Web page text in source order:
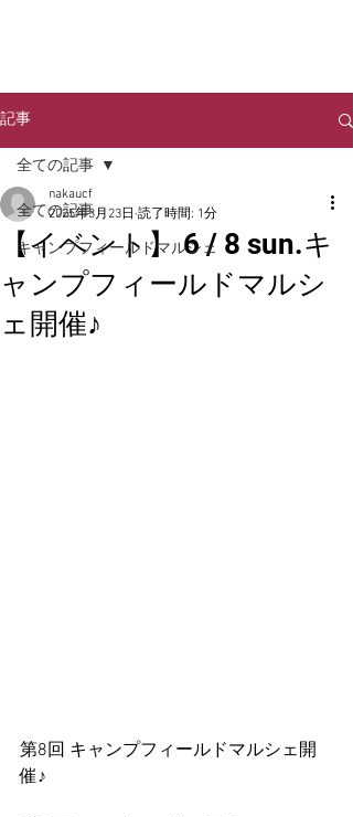
記事
全ての記事
キャンプフィールドマルシェ
全ての記事
【イベント】 6 / 8 sun.キ
ャンプフィールドマルシ
ェ開催♪
nakaucf
2025年3月23日 読了時間: 1分
第8回 キャンプフィールドマルシェ開
催♪